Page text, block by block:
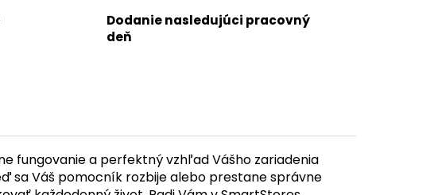
Dodanie nasledujúci pracovný
deň
fungovanie a perfektný vzhľad Vášho zariadenia
sa Váš pomocník rozbije alebo prestane správne